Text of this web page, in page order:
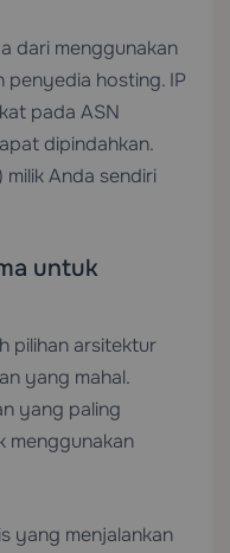
dari menggunakan
penyedia hosting. IP
pada ASN
dipindahkan.
Anda sendiri
untuk
pilihan arsitektur
yang mahal.
yang paling
menggunakan
yang menjalankan